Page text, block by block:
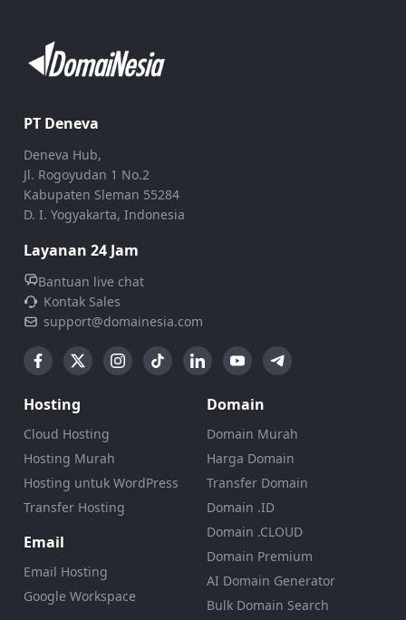
PT Deneva
Deneva Hub,
Jl. Rogoyudan 1 No.2
Kabupaten Sleman 55284
D. I. Yogyakarta, Indonesia
Layanan 24 Jam
Bantuan live chat
Kontak Sales
support@domainesia.com
Hosting
Cloud Hosting
Hosting Murah
Hosting untuk WordPress
Transfer Hosting
Email
Email Hosting
Google Workspace
Domain
Domain Murah
Harga Domain
Transfer Domain
Domain .ID
Domain .CLOUD
Domain Premium
AI Domain Generator
Bulk Domain Search